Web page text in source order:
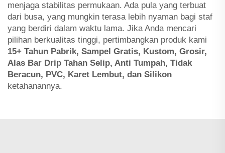
menjaga stabilitas permukaan. Ada pula yang terbuat
dari busa, yang mungkin terasa lebih nyaman bagi staf
yang berdiri dalam waktu lama. Jika Anda mencari
pilihan berkualitas tinggi, pertimbangkan produk kami
15+ Tahun Pabrik, Sampel Gratis, Kustom, Grosir,
Alas Bar Drip Tahan Selip, Anti Tumpah, Tidak
Beracun, PVC, Karet Lembut, dan Silikon
ketahanannya.